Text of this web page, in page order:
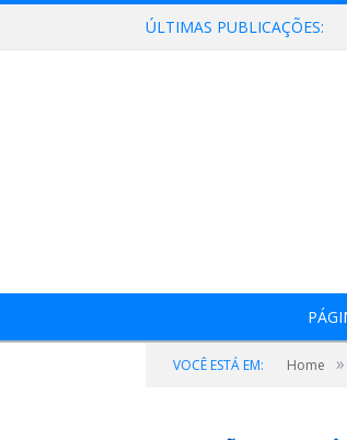
ÚLTIMAS PUBLICAÇÕES:
VOCÊ ESTÁ EM: Home »